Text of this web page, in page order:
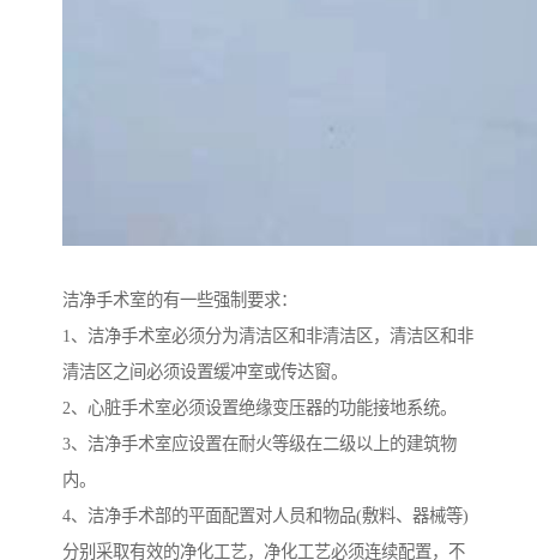
洁净手术室的有一些强制要求：
1、洁净手术室必须分为清洁区和非清洁区，清洁区和非
清洁区之间必须设置缓冲室或传达窗。
2、心脏手术室必须设置绝缘变压器的功能接地系统。
3、洁净手术室应设置在耐火等级在二级以上的建筑物
内。
4、洁净手术部的平面配置对人员和物品(敷料、器械等)
分别采取有效的净化工艺，净化工艺必须连续配置，不